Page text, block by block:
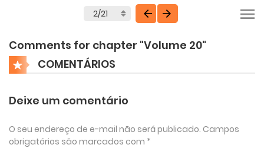
Comments for chapter "Volume 20"
COMENTÁRIOS
Deixe um comentário
O seu endereço de e-mail não será publicado. Campos
obrigatórios são marcados com *